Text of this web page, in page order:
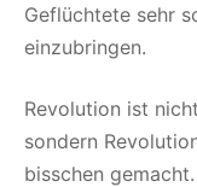
Geflüchtete sehr
einzubringen.
Revolution ist
sondern
bisschen